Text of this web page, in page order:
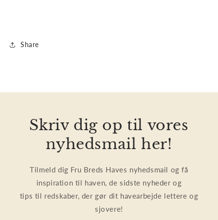
Share
Skriv dig op til vores
nyhedsmail her!
Tilmeld dig Fru Breds Haves nyhedsmail og få
inspiration til haven, de sidste nyheder og
tips til redskaber, der gør dit havearbejde lettere og
sjovere!